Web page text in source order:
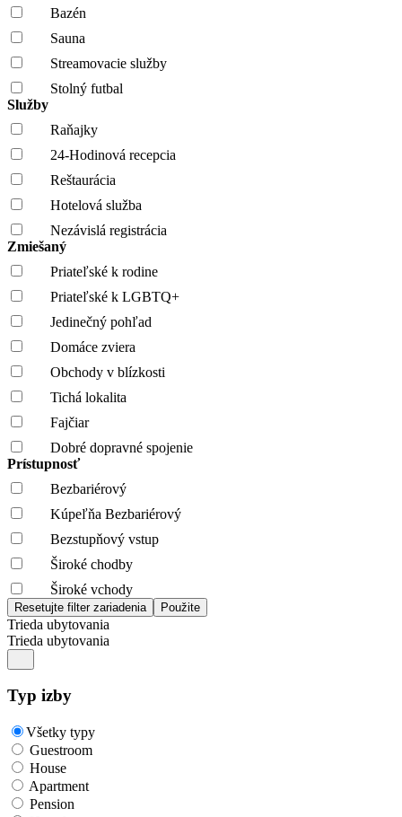
Bazén
Sauna
Streamovacie služby
Stolný futbal
Služby
Raňajky
24-Hodinová recepcia
Reštaurácia
Hotelová služba
Nezávislá registrácia
Zmiešaný
Priateľské k rodine
Priateľské k LGBTQ+
Jedinečný pohľad
Domáce zviera
Obchody v blízkosti
Tichá lokalita
Fajčiar
Dobré dopravné spojenie
Prístupnosť
Bezbariérový
Kúpeľňa Bezbariérový
Bezstupňový vstup
Široké chodby
Široké vchody
Trieda ubytovania
Trieda ubytovania
Typ izby
Všetky typy
Guestroom
House
Apartment
Pension